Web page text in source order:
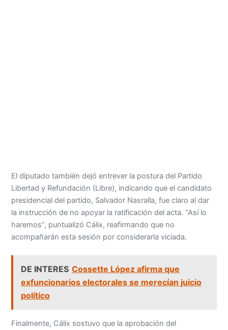
El diputado también dejó entrever la postura del Partido
Libertad y Refundación (Libre), indicando que el candidato
presidencial del partido, Salvador Nasralla, fue claro al dar
la instrucción de no apoyar la ratificación del acta. “Así lo
haremos”, puntualizó Cálix, reafirmando que no
acompañarán esta sesión por considerarla viciada.
DE INTERES Cossette López afirma que
exfuncionarios electorales se merecían juicio
político
Finalmente, Cálix sostuvo que la aprobación del